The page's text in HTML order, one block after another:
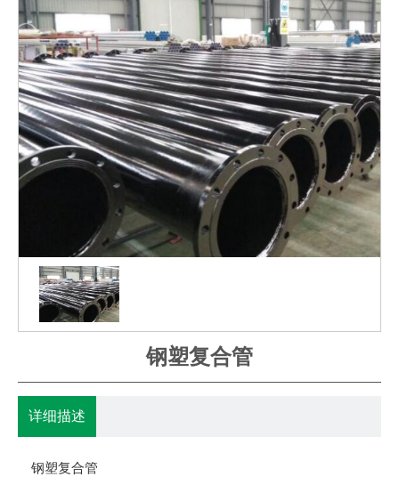
钢塑复合管
详细描述
钢塑复合管